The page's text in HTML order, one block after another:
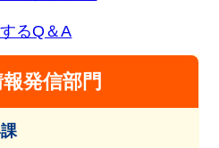
るQ＆A
発信部門